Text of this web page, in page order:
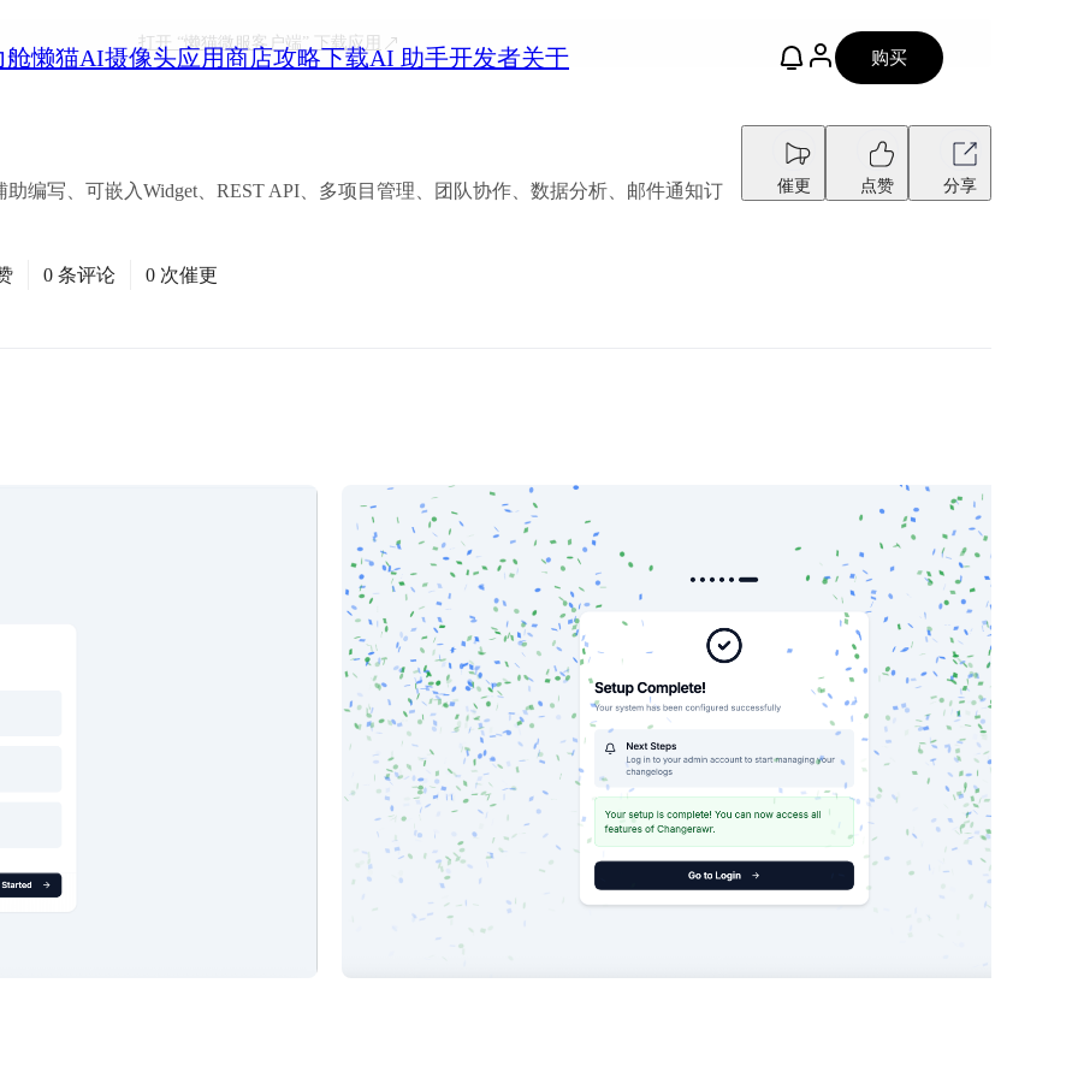
舱懒猫AI摄像头应用商店攻略下载AI 助手开发者关于 购买
打开 “懒猫微服客户端”下载应用
编写、可嵌入Widget、REST API、多项目管理、团队协作、数据分析、邮件通知订 催更 点赞 分享
0 条评论 0 次催更